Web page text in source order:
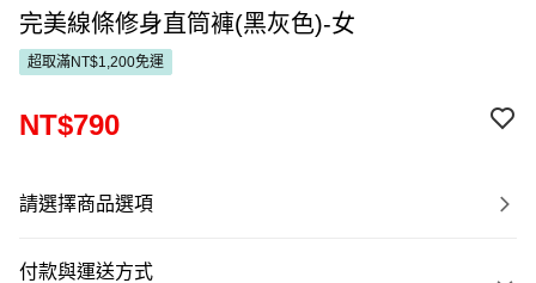
完美線條修身直筒褲(黑灰色)-女
超取滿NT$1,200免運
NT$790
請選擇商品選項
付款與運送方式